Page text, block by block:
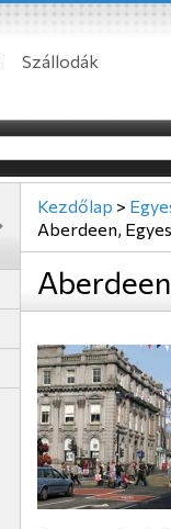
Szállodák
Kezdőlap >
Aberdeen,